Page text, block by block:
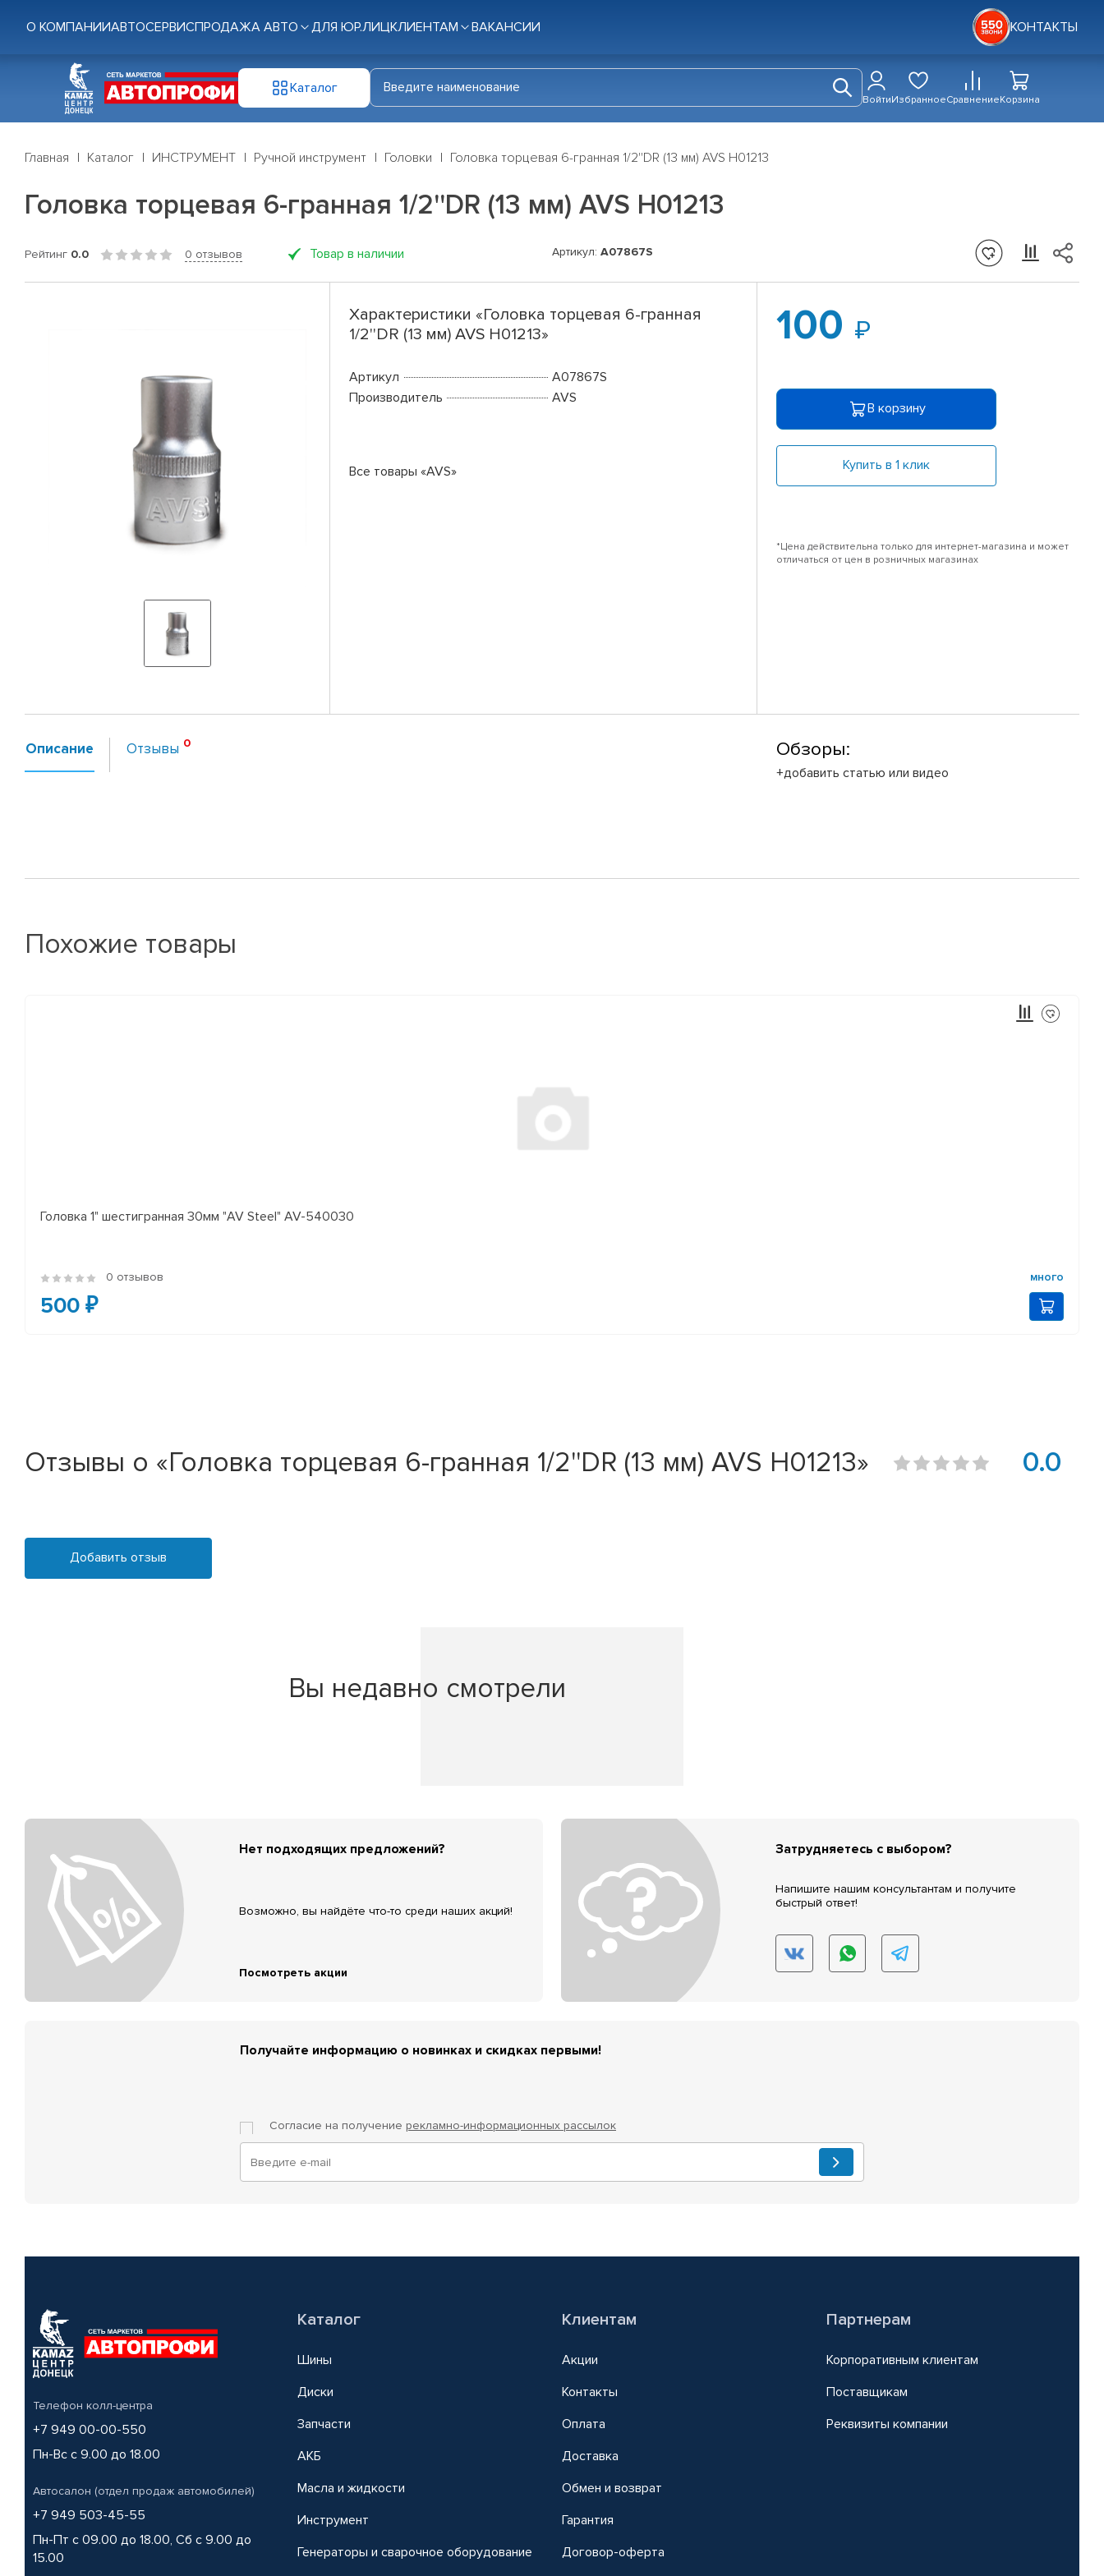
О КОМПАНИИАВТОСЕРВИСПРОДАЖА АВТО ДЛЯ ЮР.ЛИЦКЛИЕНТАМ ВАКАНСИИ КОНТАКТЫ
Каталог
ВойтиИзбранноеСравнениеКорзина
Главная Каталог ИНСТРУМЕНТ Ручной инструмент Головки Головка торцевая 6-гранная 1/2''DR (13 мм) AVS H01213
Головка торцевая 6-гранная 1/2''DR (13 мм) AVS H01213
Рейтинг 0.0 0 отзывов Товар в наличии Артикул: A07867S
Характеристики «Головка торцевая 6-гранная
1/2''DR (13 мм) AVS H01213»
Артикул
A07867S
Производитель
AVS
Все товары «AVS»
100
В корзину
Купить в 1 клик
*Цена действительна только для интернет-магазина и может
отличаться от цен в розничных магазинах
Описание Отзывы Обзоры:
+добавить статью или видео
Похожие товары
Головка 1" шестигранная 30мм "AV Steel" AV-540030
0 отзывов много
500 ₽
Отзывы о «Головка торцевая 6-гранная 1/2''DR (13 мм) AVS H01213» 0.0
Добавить отзыв
Вы недавно смотрели
Нет подходящих предложений?
Возможно, вы найдёте что-то среди наших акций!
Посмотреть акции
Затрудняетесь с выбором?
Напишите нашим консультантам и получите
быстрый ответ!
Получайте информацию о новинках и скидках первыми!
Согласие на получение рекламно-информационных рассылок
Телефон колл-центра
+7 949 00-00-550
Пн-Вс с 9.00 до 18.00
Автосалон (отдел продаж автомобилей)
+7 949 503-45-55
Пн-Пт с 09.00 до 18.00, Сб с 9.00 до
15.00
Каталог
Шины
Диски
Запчасти
АКБ
Масла и жидкости
Инструмент
Генераторы и сварочное оборудование
Клиентам
Акции
Контакты
Оплата
Доставка
Обмен и возврат
Гарантия
Договор-оферта
Партнерам
Корпоративным клиентам
Поставщикам
Реквизиты компании